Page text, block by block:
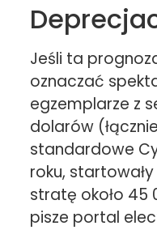
Jeśli ta
oznaczać
egzemplarze z
dolarów
standardowe
roku,
stratę około
pisze portal